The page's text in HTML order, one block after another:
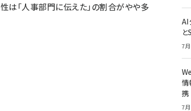
は「人事部門に伝えた」の割合がやや多
AI
7
情
携
7